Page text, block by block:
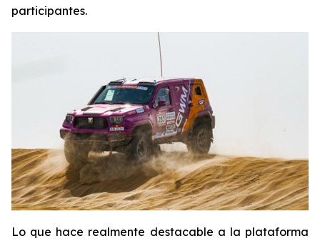
participantes.
Lo que hace realmente destacable a la plataforma